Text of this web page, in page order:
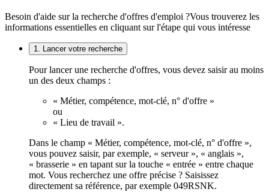
Besoin d'aide sur la recherche d'offres d'emploi ?Vous trouverez les
informations essentielles en cliquant sur l'étape qui vous intéresse
1. Lancer votre recherche
Pour lancer une recherche d'offres, vous devez saisir au moins
un des deux champs :
« Métier, compétence, mot-clé, n° d'offre »
ou
« Lieu de travail ».
Dans le champ « Métier, compétence, mot-clé, n° d'offre »,
vous pouvez saisir, par exemple, « serveur », « anglais »,
« brasserie » en tapant sur la touche « entrée » entre chaque
mot. Vous recherchez une offre précise ? Saisissez
directement sa référence, par exemple 049RSNK.